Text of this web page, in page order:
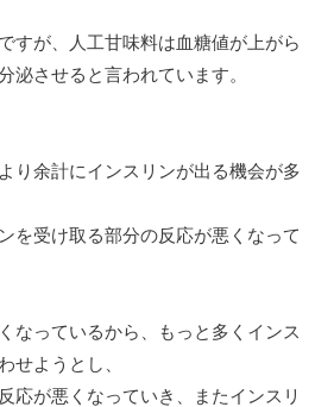
すが、人工甘味料は血糖値が上がら
泌させると言われています。
り余計にインスリンが出る機会が多
を受け取る部分の反応が悪くなって
なっているから、もっと多くインス
せようとし、
応が悪くなっていき、またインスリ